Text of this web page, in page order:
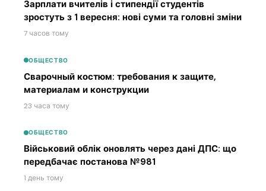
Зарплати вчителів і стипендії студентів
зростуть з 1 вересня: нові суми та головні зміни
7 часов тому
ОБЩЕСТВО
Сварочный костюм: требования к защите,
материалам и конструкции
23 часа тому
ОБЩЕСТВО
Військовий облік оновлять через дані ДПС: що
передбачає постанова №981
1 день тому